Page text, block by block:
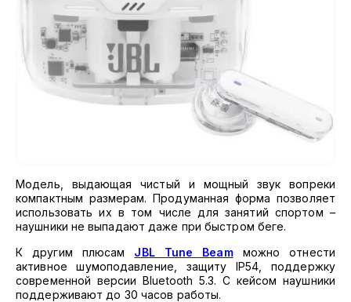
Модель, выдающая чистый и мощный звук вопреки
компактным размерам. Продуманная форма позволяет
использовать их в том числе для занятий спортом –
наушники не выпадают даже при быстром беге.
К другим плюсам JBL Tune Beamможно отнести
активное шумоподавление, защиту IP54, поддержку
современной версии Bluetooth 5.3. С кейсом наушники
поддерживают до 30 часов работы.